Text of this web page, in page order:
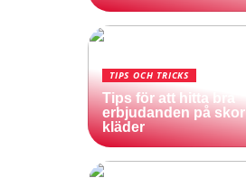
TIPS OCH TRICKS
Tips för att hitta bra
erbjudanden på
kläder